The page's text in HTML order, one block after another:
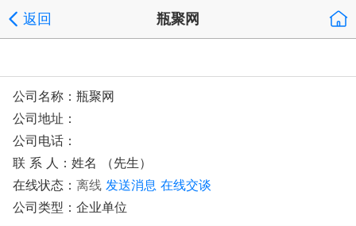
返回 瓶聚网
公司名称：瓶聚网
公司地址：
公司电话：
联 系 人：姓名 （先生）
在线状态： 离线 发送消息 在线交谈
公司类型：企业单位